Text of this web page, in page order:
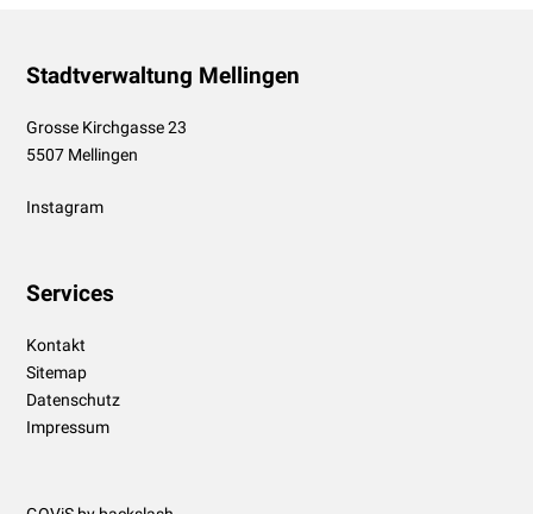
Footer
Stadtverwaltung Mellingen
Grosse Kirchgasse 23
5507 Mellingen
Instagram
Services
Kontakt
Sitemap
Datenschutz
Impressum